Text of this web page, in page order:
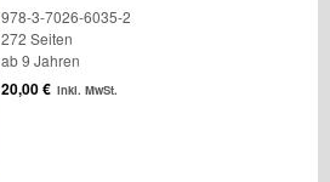
978-3-7026-6035-2
272 Seiten
ab 9 Jahren
20,00€ inkl. MwSt.